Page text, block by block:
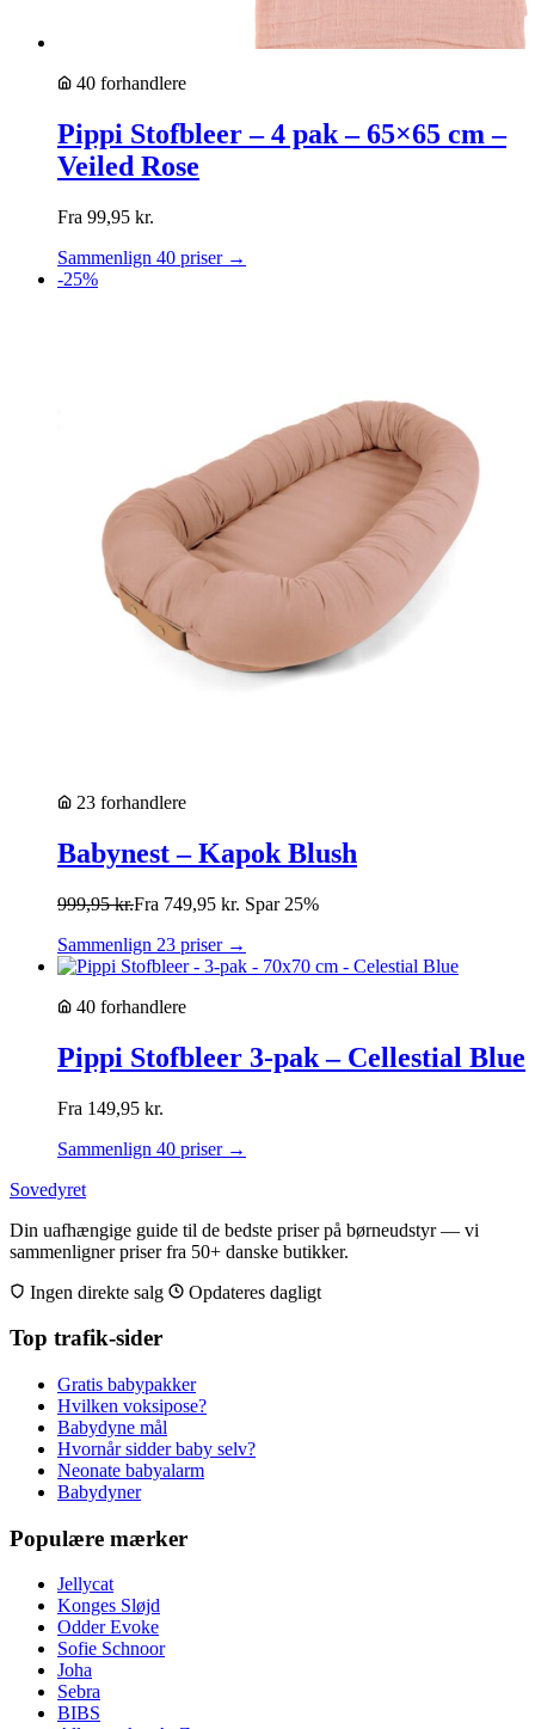
40 forhandlere
Pippi Stofbleer – 4 pak – 65×65 cm –
Veiled Rose
Fra 99,95 kr.
Sammenlign 40 priser →
-25%
23 forhandlere
Babynest – Kapok Blush
999,95kr.Fra 749,95 kr. Spar 25%
Sammenlign 23 priser →
40 forhandlere
Pippi Stofbleer 3-pak – Cellestial Blue
Fra 149,95 kr.
Sammenlign 40 priser →
Sovedyret
Din uafhængige guide til de bedste priser på børneudstyr — vi
sammenligner priser fra 50+ danske butikker.
Ingen direkte salg
Opdateres dagligt
Top trafik-sider
Gratis babypakker
Hvilken voksipose?
Babydyne mål
Hvornår sidder baby selv?
Neonate babyalarm
Babydyner
Populære mærker
Jellycat
Konges Sløjd
Odder Evoke
Sofie Schnoor
Joha
Sebra
BIBS